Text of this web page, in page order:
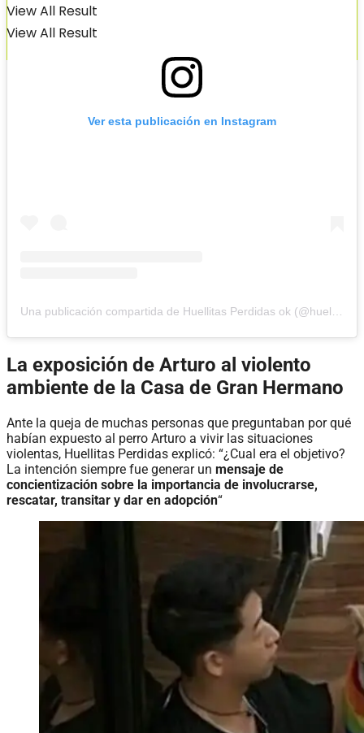
View All Result
View All Result
Ver esta publicación en Instagram
La exposición de Arturo al violento
ambiente de la Casa de Gran Hermano
Ante la queja de muchas personas que preguntaban por qué
habían expuesto al perro Arturo a vivir las situaciones
violentas, Huellitas Perdidas explicó: “¿Cual era el objetivo?
La intención siempre fue generar un mensaje de
concientización sobre la importancia de involucrarse,
rescatar, transitar y dar en adopción“